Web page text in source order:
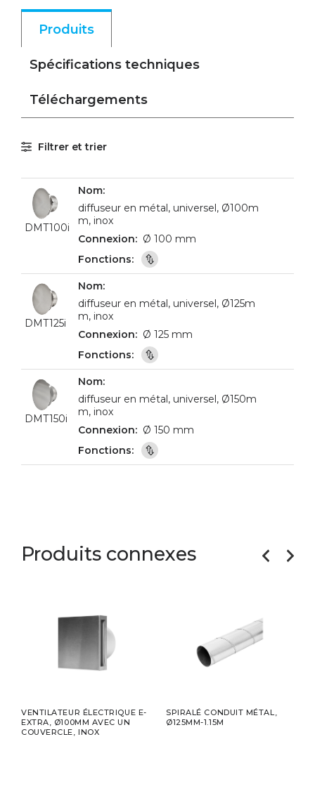
Produits
Spécifications techniques
Téléchargements
Filtrer et trier
DMT100i
diffuseur en métal, universel, Ø100m
m, inox
Ø 100 mm
DMT125i
diffuseur en métal, universel, Ø125m
m, inox
Ø 125 mm
DMT150i
diffuseur en métal, universel, Ø150m
m, inox
Ø 150 mm
Produits connexes
VENTILATEUR ÉLECTRIQUE E-
EXTRA, Ø100MM AVEC UN
COUVERCLE, INOX
SPIRALÉ CONDUIT MÉTAL,
Ø125MM-1.15M